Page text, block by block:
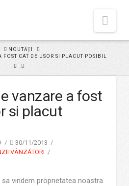
HOMENOUTĂȚI
CAT DE USOR SI PLACUT POSIBIL
vanzare a fost
si placut
30/11/2013
VÂNZĂTORI
vindem proprietatea noastra